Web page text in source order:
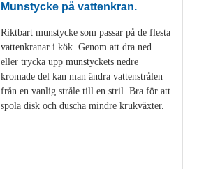
Munstycke på vattenkran.
Riktbart munstycke som passar på de flesta
vattenkranar i kök. Genom att dra ned
eller trycka upp munstyckets nedre
kromade del kan man ändra vattenstrålen
från en vanlig stråle till en stril. Bra för att
spola disk och duscha mindre krukväxter.